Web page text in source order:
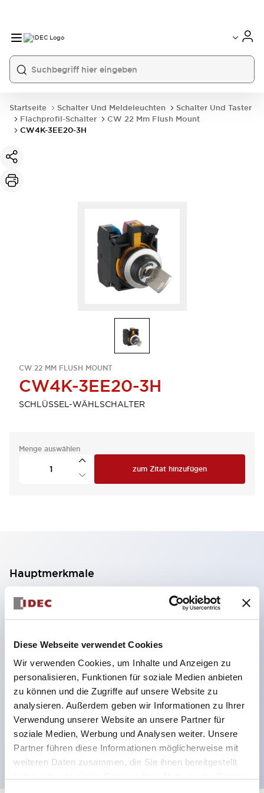
Diese Webseite verwendet Cookies
Wir verwenden Cookies, um Inhalte und Anzeigen zu
personalisieren, Funktionen für soziale Medien anbieten
zu können und die Zugriffe auf unsere Website zu
analysieren. Außerdem geben wir Informationen zu Ihrer
Verwendung unserer Website an unsere Partner für
soziale Medien, Werbung und Analysen weiter. Unsere
Partner führen diese Informationen möglicherweise mit
weiteren Daten zusammen, die Sie ihnen bereitgestellt
Startseite Schalter Und Meldeleuchten
Schalter Und Taster
Flachprofil-Schalter
CW 22 Mm Flush Mount
CW4K-3EE20-3H
CW 22 MM FLUSH MOUNT
CW4K-3EE20-3H
SCHLÜSSEL-WÄHLSCHALTER
Menge auswählen
zum Zitat hinzufügen
Hauptmerkmale
2-Kontakt-Block mit 2 Stufen, ermöglicht eine 4-
Kontakt-Konfiguration (Gewährleistung der
Isolierung zwischen den 2 Kontakten).
59,9 mm (※ 22-stufiger Kontaktblock).
Platzsparendes Design möglich.
Sicherheitsstruktur der 3. Generation: 2-Aktions-
Freisetzung, integrierter Schutz, IP20-
Fingerschutzstruktur